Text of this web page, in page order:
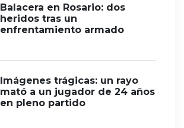
Balacera en Rosario: dos
heridos tras un
enfrentamiento armado
Imágenes trágicas: un rayo
mató a un jugador de 24 años
en pleno partido